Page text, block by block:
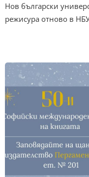
Нов български
режисура отново в